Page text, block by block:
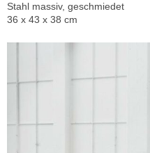
Stahl massiv, geschmiedet
36 x 43 x 38 cm